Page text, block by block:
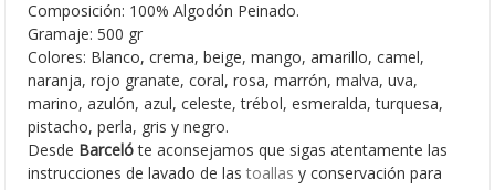
Composición: 100% Algodón Peinado.
Gramaje: 500 gr
Colores: Blanco, crema, beige, mango, amarillo, camel,
naranja, rojo granate, coral, rosa, marrón, malva, uva,
marino, azulón, azul, celeste, trébol, esmeralda, turquesa,
pistacho, perla, gris y negro.
Desde Barcelóte aconsejamos que sigas atentamente las
instrucciones de lavado de lastoallas y conservación para